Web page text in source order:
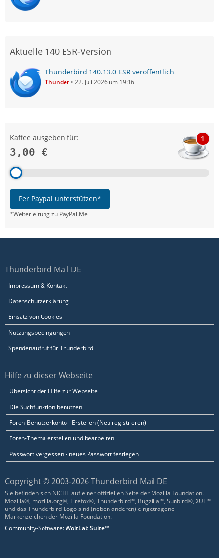
Aktuelle 140 ESR-Version
Thunderbird 140.13.0 ESR veröffentlicht
Thunder 22. Juli 2026 um 19:16
Kaffee ausgeben für:
3,00 €
1
Per Paypal unterstützen*
*Weiterleitung zu PayPal.Me
Thunderbird Mail DE
Impressum & Kontakt
Datenschutzerklärung
Einsatz von Cookies
Nutzungsbedingungen
Spendenaufruf für Thunderbird
Hilfe zu dieser Webseite
Übersicht der Hilfe zur Webseite
Die Suchfunktion benutzen
Foren-Benutzerkonto - Erstellen (Neu registrieren)
Foren-Thema erstellen und bearbeiten
Passwort vergessen - neues Passwort festlegen
Copyright © 2003-2026 Thunderbird Mail DE
Sie befinden sich NICHT auf einer offiziellen Seite der Mozilla Foundation.
Mozilla®, mozilla.org®, Firefox®, Thunderbird™, Bugzilla™, Sunbird®, XUL™
und das Thunderbird-Logo sind (neben anderen) eingetragene
Markenzeichen der Mozilla Foundation.
Community-Software:WoltLab Suite™